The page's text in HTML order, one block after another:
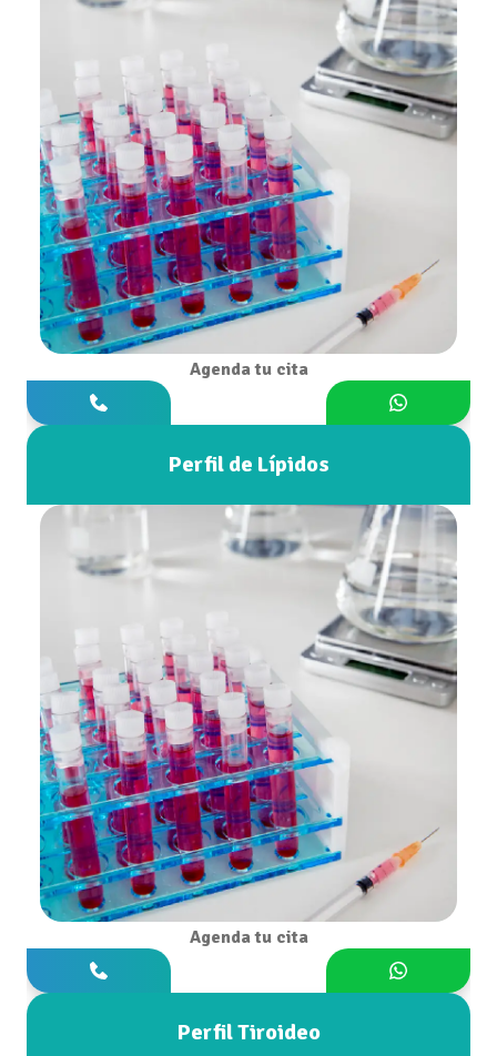
Agenda tu cita
Perfil de Lípidos
Agenda tu cita
Perfil Tiroideo